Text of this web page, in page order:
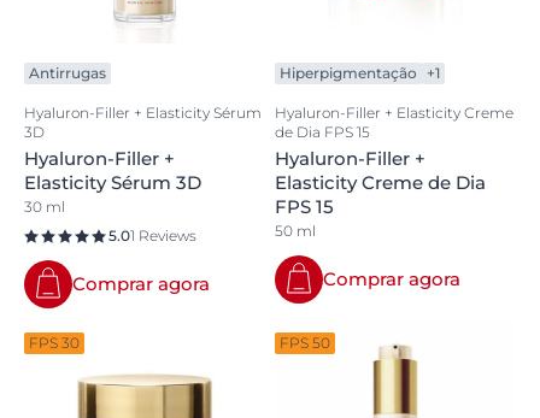
Antirrugas
Hyaluron-Filler + Elasticity Sérum
3D
Hyaluron-Filler +
Elasticity Sérum 3D
30 ml
5.01 Reviews
Comprar agora
Hiperpigmentação +1
Hyaluron-Filler + Elasticity Creme
de Dia FPS 15
Hyaluron-Filler +
Elasticity Creme de Dia
FPS 15
50 ml
Comprar agora
FPS 30 FPS 50